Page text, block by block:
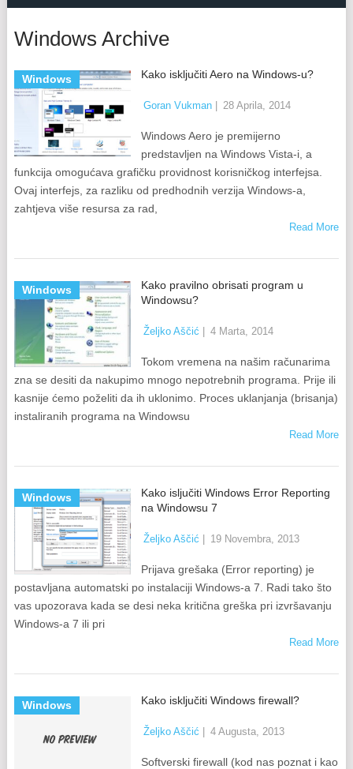
Windows Archive
Windows Kako isključiti Aero na Windows-u?
Goran Vukman| 28 Aprila, 2014
Windows Aero je premijerno
predstavljen na Windows Vista-i, a
funkcija omogućava grafičku providnost korisničkog interfejsa.
Ovaj interfejs, za razliku od predhodnih verzija Windows-a,
zahtjeva više resursa za rad,
Read More
Windows
Kako pravilno obrisati program u
Windowsu?
Željko Aščić 4 Marta, 2014
Tokom vremena na našim računarima
zna se desiti da nakupimo mnogo nepotrebnih programa. Prije ili
kasnije ćemo poželiti da ih uklonimo. Proces uklanjanja (brisanja)
instaliranih programa na Windowsu
Read More
Windows
Kako isljučiti Windows Error Reporting
na Windowsu 7
Željko Aščić 19 Novembra, 2013
Prijava grešaka (Error reporting) je
postavljana automatski po instalaciji Windows-a 7. Radi tako što
vas upozorava kada se desi neka kritična greška pri izvršavanju
Windows-a 7 ili pri
Read More
Windows Kako isključiti Windows firewall?
Željko Aščić 4 Augusta, 2013
Softverski firewall (kod nas poznat i kao